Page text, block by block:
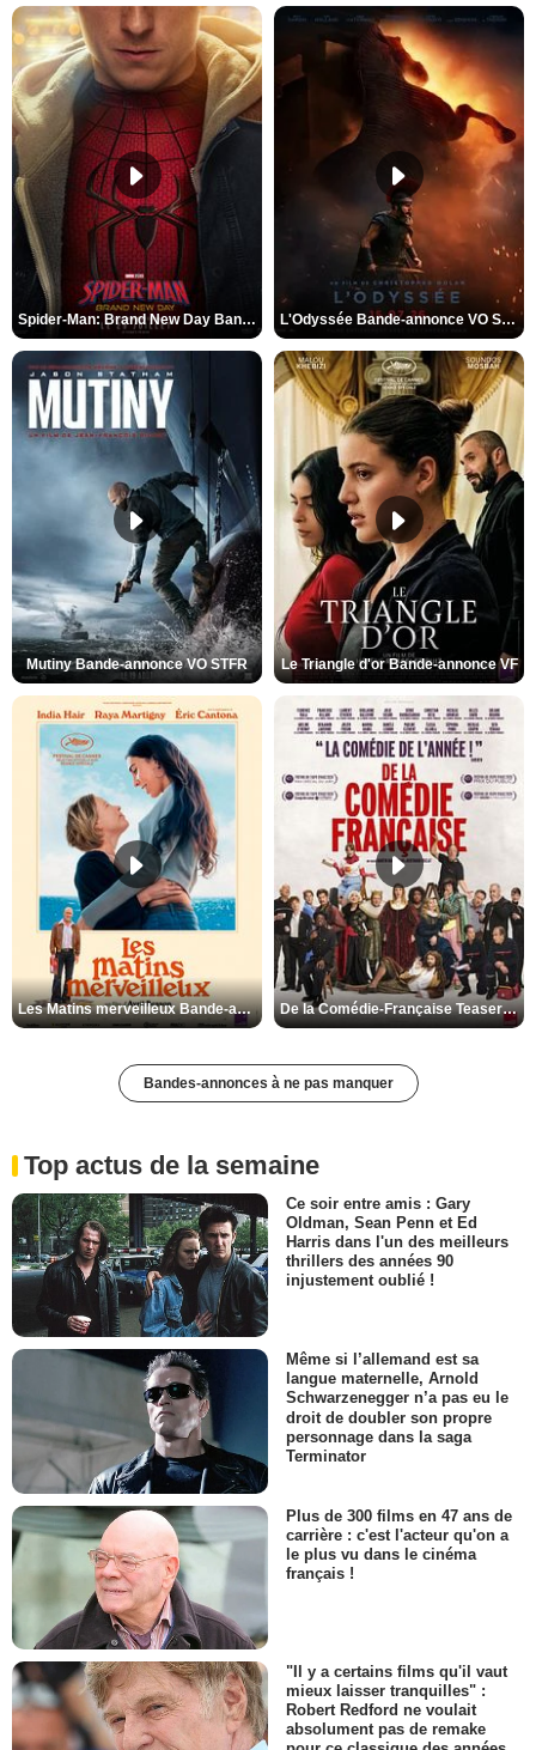
Spider-Man: Brand New Day Bande-annonce VO STFR L'Odyssée Bande-annonce VO STFR
Mutiny Bande-annonce VO STFR Le Triangle d'or Bande-annonce VF
Les Matins merveilleux Bande-annonce VF De la Comédie-Française Teaser VF
Bandes-annonces à ne pas manquer
Top actus de la semaine
Ce soir entre amis : Gary
Oldman, Sean Penn et Ed
Harris dans l'un des meilleurs
thrillers des années 90
injustement oublié !
Même si l’allemand est sa
langue maternelle, Arnold
Schwarzenegger n’a pas eu le
droit de doubler son propre
personnage dans la saga
Terminator
Plus de 300 films en 47 ans de
carrière : c'est l'acteur qu'on a
le plus vu dans le cinéma
français !
"Il y a certains films qu'il vaut
mieux laisser tranquilles" :
Robert Redford ne voulait
absolument pas de remake